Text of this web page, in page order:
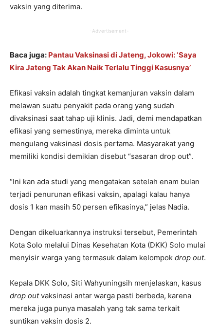
vaksin yang diterima.
-Advertisement-
Baca juga: Pantau Vaksinasi di Jateng, Jokowi: ‘Saya
Kira Jateng Tak Akan Naik Terlalu Tinggi Kasusnya’
Efikasi vaksin adalah tingkat kemanjuran vaksin dalam
melawan suatu penyakit pada orang yang sudah
divaksinasi saat tahap uji klinis. Jadi, demi mendapatkan
efikasi yang semestinya, mereka diminta untuk
mengulang vaksinasi dosis pertama. Masyarakat yang
memiliki kondisi demikian disebut “sasaran drop out”.
“Ini kan ada studi yang mengatakan setelah enam bulan
terjadi penurunan efikasi vaksin, apalagi kalau hanya
dosis 1 kan masih 50 persen efikasinya,” jelas Nadia.
Dengan dikeluarkannya instruksi tersebut, Pemerintah
Kota Solo melalui Dinas Kesehatan Kota (DKK) Solo mulai
menyisir warga yang termasuk dalam kelompok drop out.
Kepala DKK Solo, Siti Wahyuningsih menjelaskan, kasus
drop outvaksinasi antar warga pasti berbeda, karena
mereka juga punya masalah yang tak sama terkait
suntikan vaksin dosis 2.